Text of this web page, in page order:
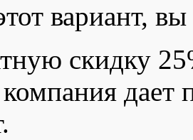
вариант, вы
скидку
дает